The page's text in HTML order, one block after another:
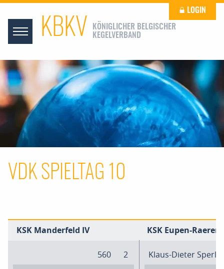
KBKV
KÖNIGLICHER BELGISCHER
KEGELVERBAND
LOGIN
VDK SPIELTAG 10
KSK Manderfeld IV KSK Eupen-Raeren
560
2
Klaus-Dieter